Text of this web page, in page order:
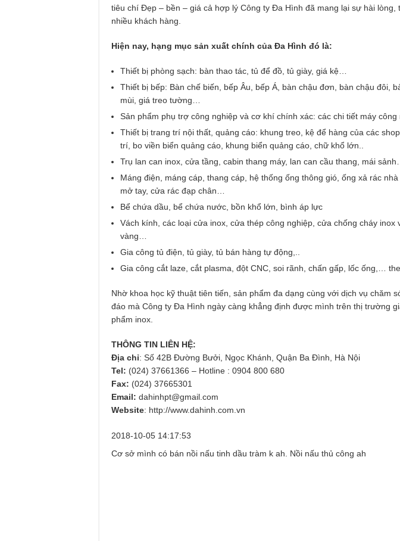
tiêu chí Đẹp – bền – giá cả hợp lý Công ty Đa Hình đã mang lại sự hài lòng,
nhiều khách hàng.
Hiện nay, hạng mục sản xuất chính của Đa Hình đó là:
Thiết bị phòng sạch: bàn thao tác, tủ để đồ, tủ giày, giá kệ…
Thiết bị bếp: Bàn chế biến, bếp Âu, bếp Á, bàn chậu đơn, bàn chậu đôi,
mùi, giá treo tường…
Sản phẩm phụ trợ công nghiệp và cơ khí chính xác: các chi tiết máy công
Thiết bị trang trí nội thất, quảng cáo: khung treo, kệ để hàng của các
trí, bo viền biển quảng cáo, khung biển quảng cáo, chữ khổ lớn..
Trụ lan can inox, cửa tầng, cabin thang máy, lan can cầu thang, mái sảnh…
Máng điện, máng cáp, thang cáp, hệ thống ống thông gió, ống xả rác
mở tay, cửa rác đạp chân…
Bể chứa dầu, bể chứa nước, bồn khổ lớn, bình áp lực
Vách kính, các loại cửa inox, cửa thép công nghiệp, cửa chống cháy inox
vàng…
Gia công tủ điện, tủ giày, tủ bán hàng tự động,..
Gia công cắt laze, cắt plasma, đột CNC, soi rãnh, chấn gấp, lốc ống,…
Nhờ khoa học kỹ thuật tiên tiến, sản phẩm đa dạng cùng với dịch vụ chăm
đáo mà Công ty Đa Hình ngày càng khẳng định được mình trên thị trường
phẩm inox.
THÔNG TIN LIÊN HỆ:
Địa chỉ: Số 42B Đường Bưởi, Ngọc Khánh, Quận Ba Đình, Hà Nội
Tel: (024) 37661366 – Hotline : 0904 800 680
Fax: (024) 37665301
Email: dahinhpt@gmail.com
Website: http://www.dahinh.com.vn
2018-10-05 14:17:53
Cơ sở mình có bán nồi nấu tinh dầu tràm k ah. Nồi nấu thủ công ah